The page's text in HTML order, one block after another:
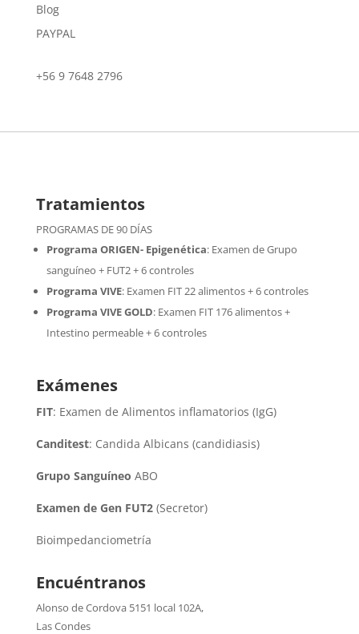
Blog
PAYPAL
+56 9 7648 2796
Tratamientos
PROGRAMAS DE 90 DÍAS
Programa ORIGEN- Epigenética:Examen de Grupo
sanguíneo + FUT2 + 6 controles
Programa VIVE: Examen FIT 22 alimentos + 6 controles
Programa VIVE GOLD: Examen FIT 176 alimentos +
Intestino permeable + 6 controles
Exámenes
FIT: Examen de Alimentos inflamatorios (IgG)
Canditest: Candida Albicans (candidiasis)
Grupo Sanguíneo ABO
Examen de Gen FUT2(Secretor)
Bioimpedanciometría
Encuéntranos
Alonso de Cordova 5151 local 102A,
Las Condes